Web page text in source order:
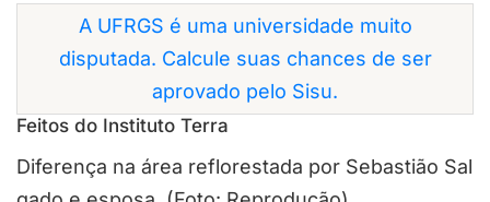
A UFRGS é uma universidade muito
disputada. Calcule suas chances de ser
aprovado pelo Sisu.
Feitos do Instituto Terra
Diferença na área reflorestada por Sebastião Sal